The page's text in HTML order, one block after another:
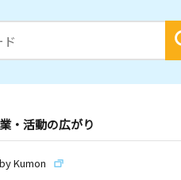
・活動の広がり
Kumon